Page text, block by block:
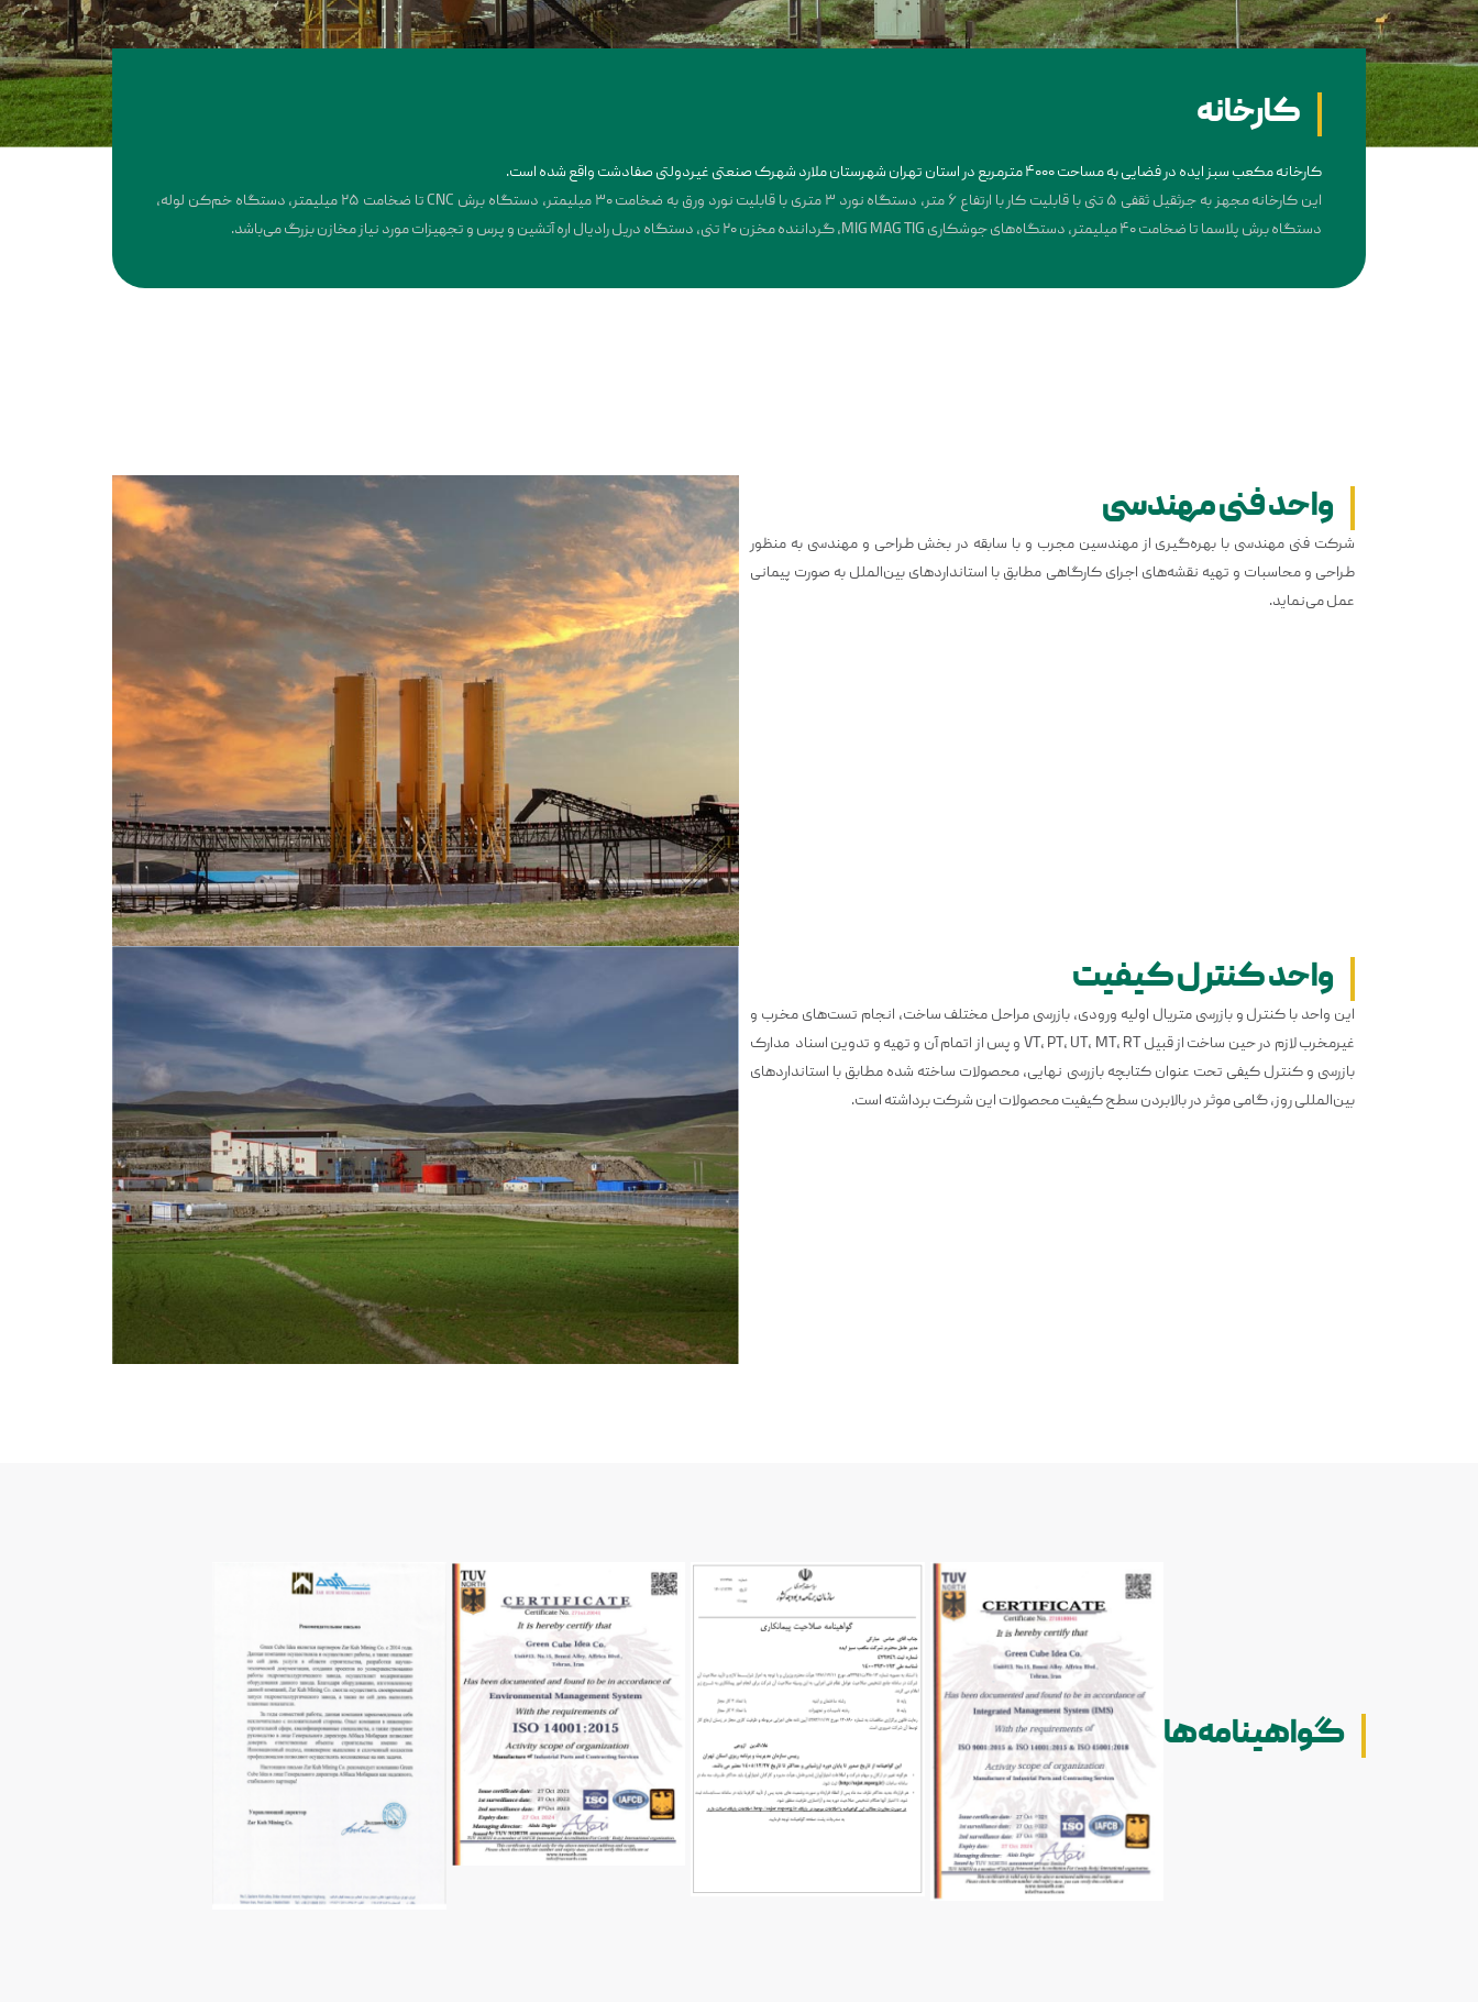
کارخانه
کارخانه مکعب سبز ایده در فضایی به مساحت ۴۰۰۰ مترمربع در استان تهران شهرستان ملارد شهرک صنعتی غیردولتی صفادشت واقع شده است.
این کارخانه مجهز به جرثقیل ثقفی ۵ تنی با قابلیت کار با ارتفاع ۶ متر، دستگاه نورد ۳ متری با قابلیت نورد ورق به ضخامت ۳۰ میلیمتر، دستگاه برش CNC تا ضخامت ۲۵ میلیمتر، دستگاه خم‌کن لوله،
دستگاه برش پلاسما تا ضخامت ۴۰ میلیمتر، دستگاه‌های جوشکاری MIG MAG TIG، گرداننده مخزن ۲۰ تنی، دستگاه دریل رادیال اره آتشین و پرس و تجهیزات مورد نیاز مخازن بزرگ می‌باشد.
واحد فنی مهندسی
شرکت فنی مهندسی با بهره‌گیری از مهندسین مجرب و با سابقه در بخش طراحی و مهندسی به منظور
طراحی و محاسبات و تهیه نقشه‌های اجرای کارگاهی مطابق با استانداردهای بین‌الملل به صورت پیمانی
عمل می‌نماید.
واحد کنترل کیفیت
این واحد با کنترل و بازرسی متریال اولیه ورودی، بازرسی مراحل مختلف ساخت، انجام تست‌های مخرب و
غیرمخرب لازم در حین ساخت از قبیل VT, PT, UT, MT, RT و پس از اتمام آن و تهیه و تدوین اسناد مدارک
بازرسی و کنترل کیفی تحت عنوان کتابچه بازرسی نهایی، محصولات ساخته شده مطابق با استانداردهای
بین‌المللی روز، گامی موثر در بالابردن سطح کیفیت محصولات این شرکت برداشته است.
گواهینامه‌ها